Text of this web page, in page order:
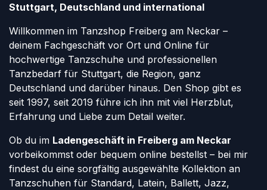
Stuttgart, Deutschland und international
Willkommen im Tanzshop Freiberg am Neckar –
deinem Fachgeschäft vor Ort und Online für
hochwertige Tanzschuhe und professionellen
Tanzbedarf für Stuttgart, die Region, ganz
Deutschland und darüber hinaus. Den Shop gibt es
seit 1997, seit 2019 führe ich ihn mit viel Herzblut,
Erfahrung und Liebe zum Detail weiter.
Ob du im Ladengeschäft in Freiberg am Neckar
vorbeikommst oder bequem online bestellst – bei mir
findest du eine sorgfältig ausgewählte Kollektion an
Tanzschuhen für Standard, Latein, Ballett, Jazz,